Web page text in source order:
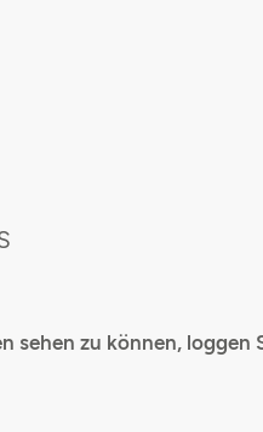
sehen zu können,